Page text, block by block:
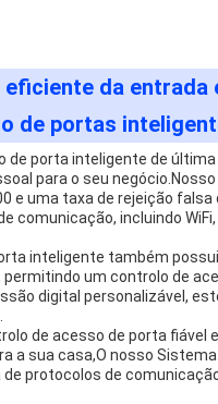
da entrada
de portas
porta inteligente de
para o seu
e uma taxa de rejeição
comunicação, incluindo
inteligente também
um controlo de
digital personalizável,
de acesso de porta fiável
a sua casa,O nosso
protocolos de